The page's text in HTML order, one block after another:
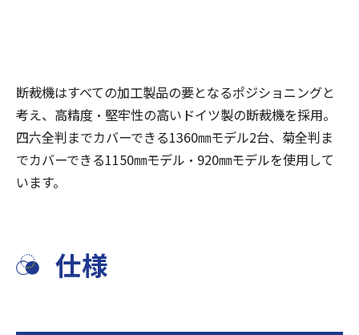
断裁機はすべての加工製品の要となるポジショニングと
考え、高精度・堅牢性の高いドイツ製の断裁機を採用。
四六全判までカバーできる1360㎜モデル2台、菊全判ま
でカバーできる1150㎜モデル・920㎜モデルを使用して
います。
仕様